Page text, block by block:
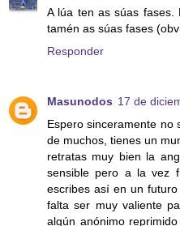
A lúa ten as súas fases.
tamén as súas fases
Responder
Masunodos 17 de
Espero sinceramente no
de muchos, tienes un
retratas muy bien la
sensible pero a la vez
escribes así en un
falta ser muy valiente
algún anónimo